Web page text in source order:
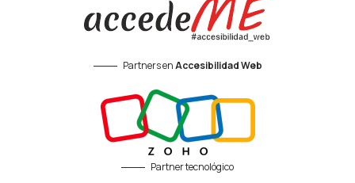
Partners enAccesibilidad Web
Partner tecnológico